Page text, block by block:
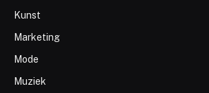
Kunst
Marketing
Mode
Muziek